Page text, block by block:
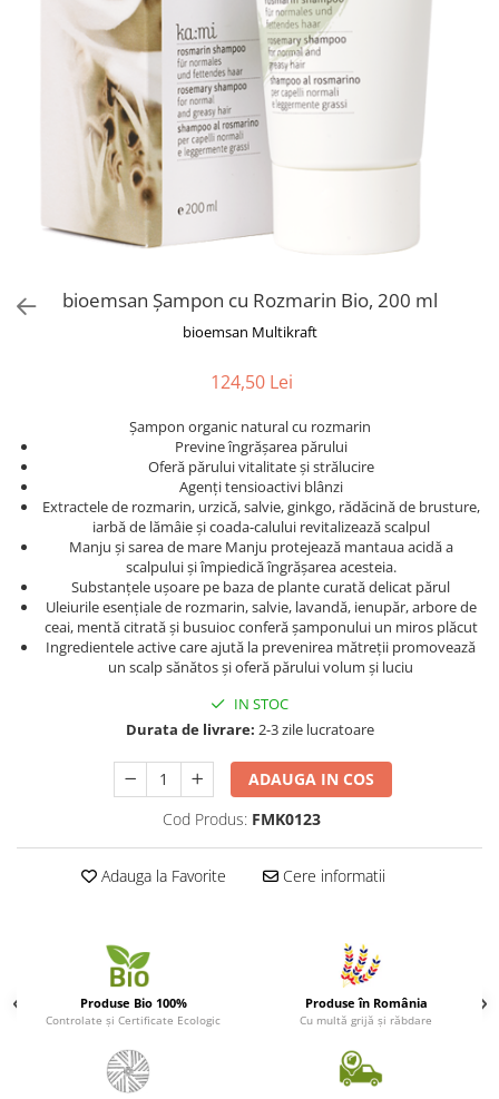
bioemsan Șampon cu Rozmarin Bio, 200 ml
bioemsan Multikraft
124,50 Lei
Șampon organic natural cu rozmarin
Previne îngrășarea părului
Oferă părului vitalitate și strălucire
Agenți tensioactivi blânzi
Extractele de rozmarin, urzică, salvie, ginkgo, rădăcină de brusture,
iarbă de lămâie și coada-calului revitalizează scalpul
Manju și sarea de mare Manju protejează mantaua acidă a
scalpului și împiedică îngrășarea acesteia.
Substanțele ușoare pe baza de plante curată delicat părul
Uleiurile esențiale de rozmarin, salvie, lavandă, ienupăr, arbore de
ceai, mentă citrată și busuioc conferă șamponului un miros plăcut
Ingredientele active care ajută la prevenirea mătreții promovează
un scalp sănătos și oferă părului volum și luciu
IN STOC
Durata de livrare: 2-3 zile lucratoare
ADAUGA IN COS
Cod Produs: FMK0123
Adauga la Favorite Cere informatii
Produse Bio 100%
Controlate și Certificate Ecologic
Produse în România
Cu multă grijă și răbdare